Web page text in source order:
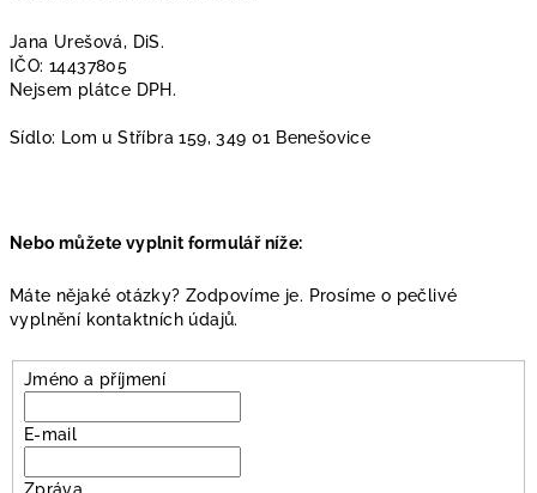
Jana Urešová, DiS.
IČO: 14437805
Nejsem plátce DPH.
Sídlo: Lom u Stříbra 159, 349 01 Benešovice
Nebo můžete vyplnit formulář níže:
Máte nějaké otázky? Zodpovíme je. Prosíme o pečlivé
vyplnění kontaktních údajů.
Jméno a příjmení
E-mail